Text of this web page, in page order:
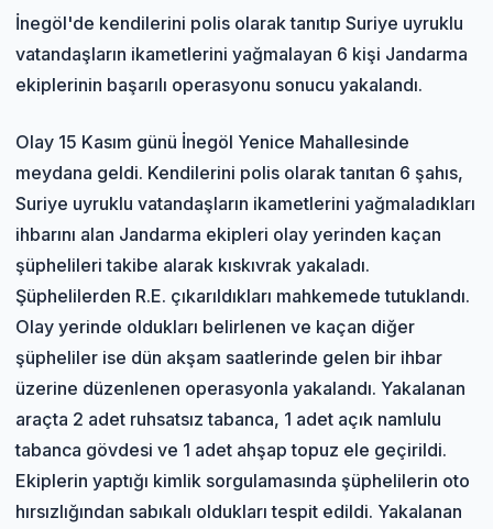
İnegöl'de kendilerini polis olarak tanıtıp Suriye uyruklu
vatandaşların ikametlerini yağmalayan 6 kişi Jandarma
ekiplerinin başarılı operasyonu sonucu yakalandı.
Olay 15 Kasım günü İnegöl Yenice Mahallesinde
meydana geldi. Kendilerini polis olarak tanıtan 6 şahıs,
Suriye uyruklu vatandaşların ikametlerini yağmaladıkları
ihbarını alan Jandarma ekipleri olay yerinden kaçan
şüphelileri takibe alarak kıskıvrak yakaladı.
Şüphelilerden R.E. çıkarıldıkları mahkemede tutuklandı.
Olay yerinde oldukları belirlenen ve kaçan diğer
şüpheliler ise dün akşam saatlerinde gelen bir ihbar
üzerine düzenlenen operasyonla yakalandı. Yakalanan
araçta 2 adet ruhsatsız tabanca, 1 adet açık namlulu
tabanca gövdesi ve 1 adet ahşap topuz ele geçirildi.
Ekiplerin yaptığı kimlik sorgulamasında şüphelilerin oto
hırsızlığından sabıkalı oldukları tespit edildi. Yakalanan